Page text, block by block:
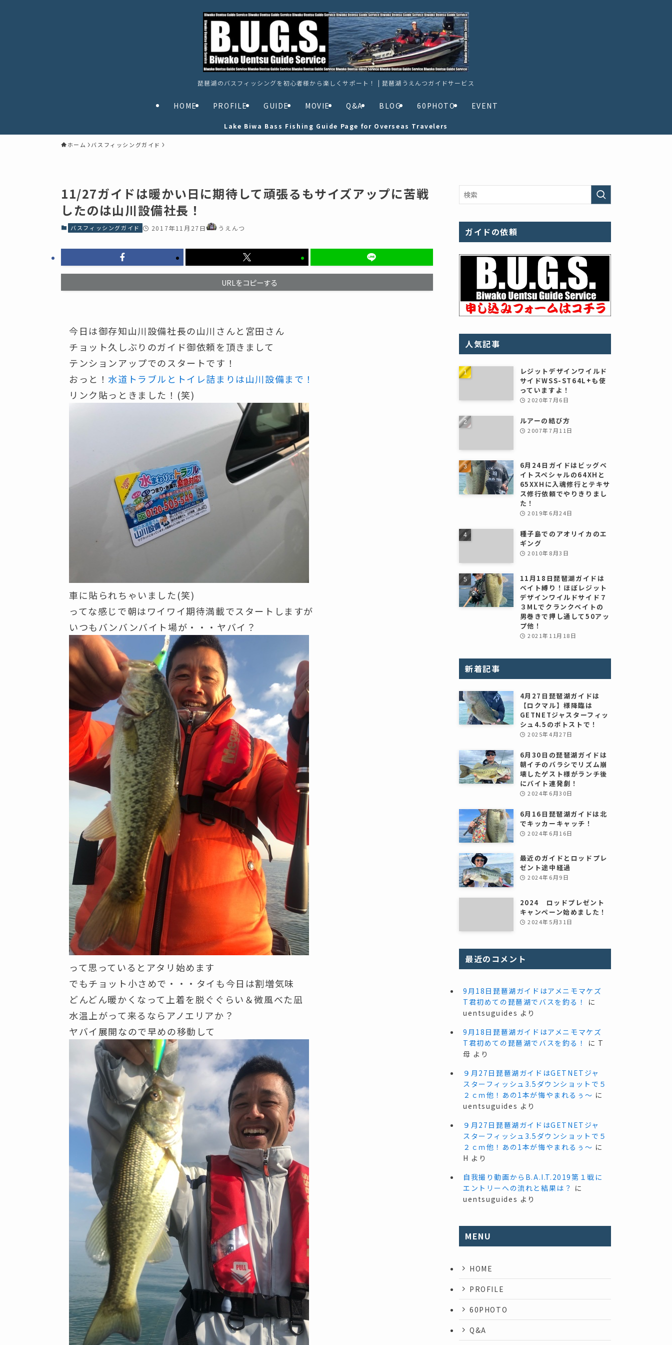
琵琶湖のバスフィッシングを初心者様から楽しくサポート！ | 琵琶湖うえんつガイドサービス
HOME PROFILE GUIDE MOVIE Q&A BLOG 60PHOTO EVENT
Lake Biwa Bass Fishing Guide Page for Overseas Travelers
ホーム バスフィッシングガイド
11/27ガイドは暖かい日に期待して頑張るもサイズアップに苦戦
したのは山川設備社長！
バスフィッシングガイド 2017年11月27日 うえんつ
URLをコピーする
今日は御存知山川設備社長の山川さんと宮田さん
チョット久しぶりのガイド御依頼を頂きまして
テンションアップでのスタートです！
おっと！水道トラブルとトイレ詰まりは山川設備まで！
リンク貼っときました！(笑)
車に貼られちゃいました(笑)
ってな感じで朝はワイワイ期待満載でスタートしますが
いつもバンバンバイト場が・・・ヤバイ？
って思っているとアタリ始めます
でもチョット小さめで・・・タイも今日は割増気味
どんどん暖かくなって上着を脱ぐぐらい＆微風べた凪
水温上がって来るならアノエリアか？
ヤバイ展開なので早めの移動して
ガイドの依頼
人気記事
レジットデザインワイルド
サイドWSS-ST64L+も使
っていますよ！
2020年7月6日
ルアーの結び方
2007年7月11日
6月24日ガイドはビッグベ
イトスペシャルの64XHと
65XXHに入魂修行とテキサ
ス修行依頼でやりきりまし
た！
2019年6月24日
種子島でのアオリイカのエ
ギング
2010年8月3日
11月18日琵琶湖ガイドは
ベイト縛り！ほぼレジット
デザインワイルドサイド７
３MLでクランクベイトの
男巻きで押し通して50アッ
プ他！
2021年11月18日
新着記事
4月27日琵琶湖ガイドは
【ロクマル】様降臨は
GETNETジャスターフィッ
シュ4.5のボトストで！
2025年4月27日
6月30日の琵琶湖ガイドは
朝イチのバラシでリズム崩
壊したゲスト様がランチ後
にバイト連発劇！
2024年6月30日
6月16日琵琶湖ガイドは北
でキッカーキャッチ！
2024年6月16日
最近のガイドとロッドプレ
ゼント途中経過
2024年6月9日
2024 ロッドプレゼント
キャンペーン始めました！
2024年5月31日
最近のコメント
9月18日琵琶湖ガイドはアメニモマケズ
T君初めての琵琶湖でバスを釣る！
に
uentsuguides より
9月18日琵琶湖ガイドはアメニモマケズ
T君初めての琵琶湖でバスを釣る！
に T
母 より
９月27日琵琶湖ガイドはGETNETジャ
スターフィッシュ3.5ダウンショットで５
２ｃｍ他！あの1本が悔やまれるぅ～ に
uentsuguides より
９月27日琵琶湖ガイドはGETNETジャ
スターフィッシュ3.5ダウンショットで５
２ｃｍ他！あの1本が悔やまれるぅ～ に
H より
自我撮り動画からB.A.I.T.2019第１戦に
エントリーへの流れと結果は？ に
uentsuguides より
MENU
HOME
PROFILE
60PHOTO
Q&A